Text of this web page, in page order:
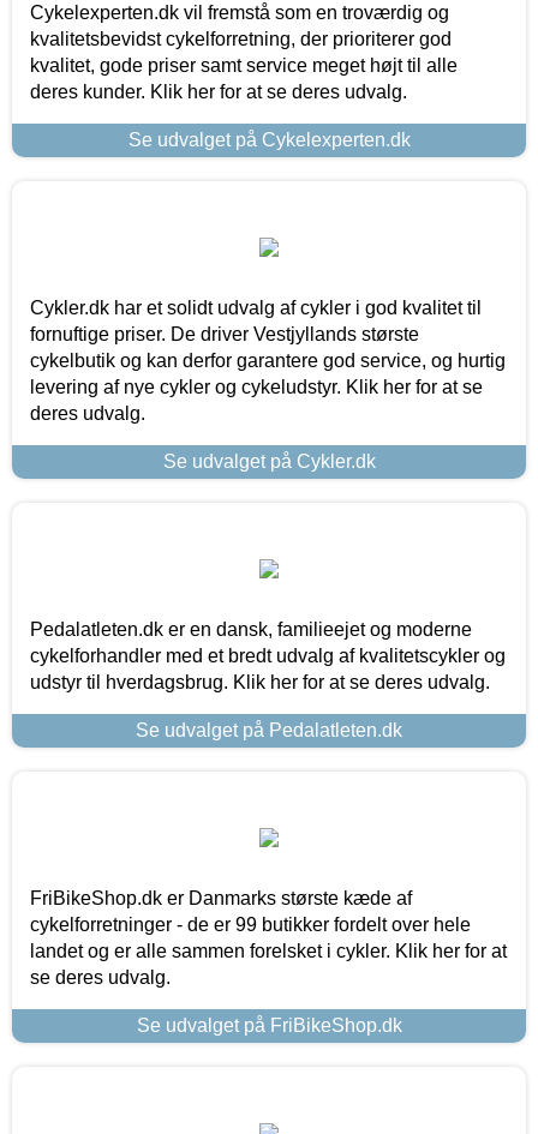
Cykelexperten.dk vil fremstå som en troværdig og
kvalitetsbevidst cykelforretning, der prioriterer god
kvalitet, gode priser samt service meget højt til alle
deres kunder. Klik her for at se deres udvalg.
Se udvalget på Cykelexperten.dk
Cykler.dk har et solidt udvalg af cykler i god kvalitet til
fornuftige priser. De driver Vestjyllands største
cykelbutik og kan derfor garantere god service, og hurtig
levering af nye cykler og cykeludstyr. Klik her for at se
deres udvalg.
Se udvalget på Cykler.dk
Pedalatleten.dk er en dansk, familieejet og moderne
cykelforhandler med et bredt udvalg af kvalitetscykler og
udstyr til hverdagsbrug. Klik her for at se deres udvalg.
Se udvalget på Pedalatleten.dk
FriBikeShop.dk er Danmarks største kæde af
cykelforretninger - de er 99 butikker fordelt over hele
landet og er alle sammen forelsket i cykler. Klik her for at
se deres udvalg.
Se udvalget på FriBikeShop.dk